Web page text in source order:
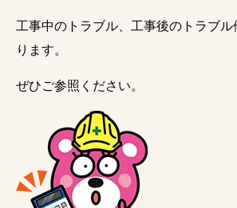
工事中のトラブル、工事後のトラブ
ります。
ぜひご参照ください。